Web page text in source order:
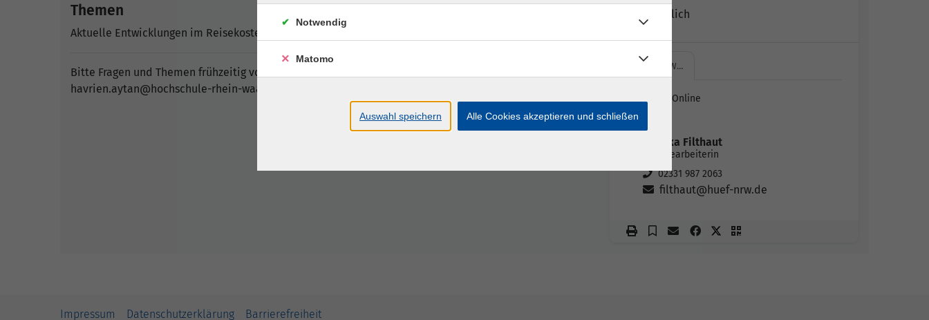
Themen
Aktuelle Entwicklungen im Reisekostenrecht
Bitte Fragen und Themen frühzeitig vor Veranstaltungsbeginn einreichen bei:
havrien.aytan@hochschule-rhein-waal.de
Jana Ermlich
HÜF-NRW…
HÜF-NRW Online
Zoom
Monika Filthaut
Sachbearbeiterin
02331 987 2063
filthaut@huef-nrw.de
Impressum Datenschutzerklärung Barrierefreiheit
Notwendig
Matomo
Auswahl speichern Alle Cookies akzeptieren und schließen